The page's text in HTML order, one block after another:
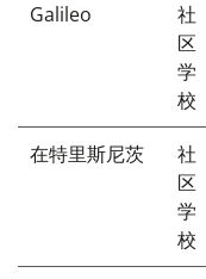
Galileo
社
区
学
校
在特里斯尼茨
社
区
学
校